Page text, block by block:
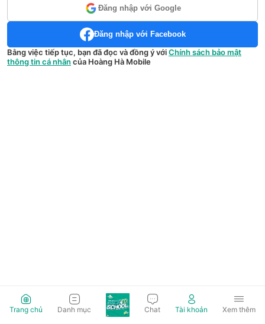
Đăng nhập với Google
Đăng nhập với Facebook
Bằng việc tiếp tục, bạn đã đọc và đồng ý vớiChính sách bảo mật
thông tin cá nhân của Hoàng Hà Mobile
Trang chủ Danh mục Chat Tài khoản Xem thêm